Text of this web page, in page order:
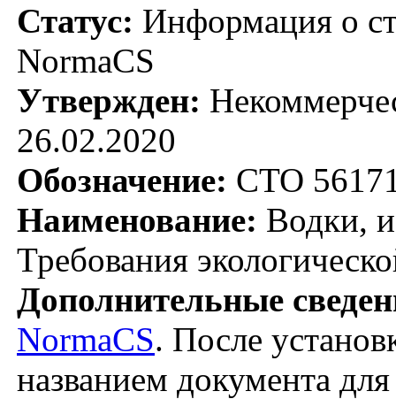
Статус: Информация о
NormaCS
Утвержден:
26.02.2020
Обозначение: СТО
Наименование: Водки,
Требования
Дополнительные
NormaCS. После
названием документа